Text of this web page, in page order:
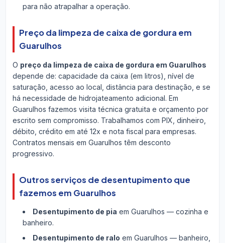
para não atrapalhar a operação.
Preço da limpeza de caixa de gordura em
Guarulhos
O preço da limpeza de caixa de gordura em Guarulhos
depende de: capacidade da caixa (em litros), nível de
saturação, acesso ao local, distância para destinação, e se
há necessidade de hidrojateamento adicional. Em
Guarulhos fazemos visita técnica gratuita e orçamento por
escrito sem compromisso. Trabalhamos com PIX, dinheiro,
débito, crédito em até 12x e nota fiscal para empresas.
Contratos mensais em Guarulhos têm desconto
progressivo.
Outros serviços de desentupimento que
fazemos em Guarulhos
Desentupimento de pia em Guarulhos — cozinha e
banheiro.
Desentupimento de ralo em Guarulhos — banheiro,